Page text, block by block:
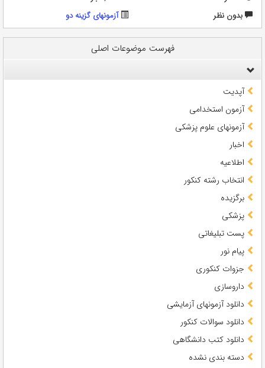
بدون نظر
آزمونهای گزینه دو
فهرست موضوعات اصلی
آپدیت
آزمون استخدامی
آزمونهای علوم پزشکی
اخبار
اطلاعیه
انتخاب رشته کنکور
برگزیده
پزشکی
پست تبلیغاتی
پیام نور
جزوات کنکوری
داروسازی
دانلود آزمونهای آزمایشی
دانلود سوالات کنکور
دانلود کتب دانشگاهی
دسته بندی نشده